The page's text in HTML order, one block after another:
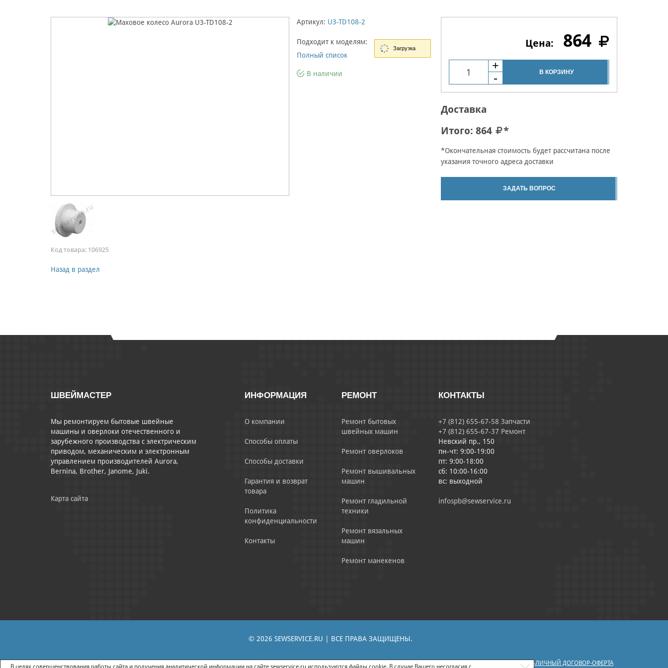
Код товара: 106925
Назад в раздел
Артикул: U3-TD108-2
Подходит к моделям:
Полный список
В наличии
864
В КОРЗИНУ
Доставка
Итого: 864 *
*Окончательная стоимость будет рассчитана после
указания точного адреса доставки
ЗАДАТЬ ВОПРОС
ШВЕЙМАСТЕР
Мы ремонтируем бытовые швейные
машины и оверлоки отечественного и
зарубежного производства с электрическим
приводом, механическим и электронным
управлением производителей Aurora,
Bernina, Brother, Janome, Juki.
Карта сайта
ИНФОРМАЦИЯ
О компании
Способы оплаты
Способы доставки
Гарантия и возврат
товара
Политика
конфиденциальности
Контакты
РЕМОНТ
Ремонт бытовых
швейных машин
Ремонт оверлоков
Ремонт вышивальных
машин
Ремонт гладильной
техники
Ремонт вязальных
машин
Ремонт манекенов
КОНТАКТЫ
+7 (812) 655-67-58 Запчасти
+7 (812) 655-67-37 Ремонт
Невский пр., 150
пн-чт: 9:00-19:00
пт: 9:00-18:00
сб: 10:00-16:00
вс: выходной
infospb@sewservice.ru
© 2026 SEWSERVICE.RU | ВСЕ ПРАВА ЗАЩИЩЕНЫ.
ПОЛИТИКА КОНФИДЕНЦИАЛЬНОСТИ | СОГЛАСИЕ НА ПОЛУЧЕНИЕ РЕКЛАМНО-ИНФОРМАЦИОННЫХ МАТЕРИАЛОВ | СОГЛАСИЕ НА ОБРАБОТКУ ПЕРСОНАЛЬНЫХ ДАННЫХ | ПУБЛИЧНЫЙ ДОГОВОР-ОФЕРТА
В целях совершенствования работы сайта и получения аналитической информации на сайте sewservice.ru используются файлы cookie. В случае Вашего несогласия с
Загрузка